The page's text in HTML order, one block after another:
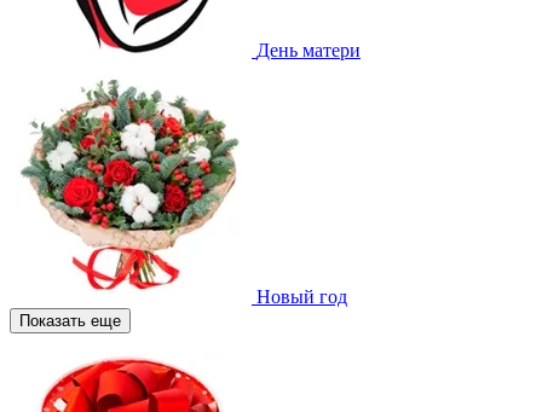
День матери
Новый год
Показать еще